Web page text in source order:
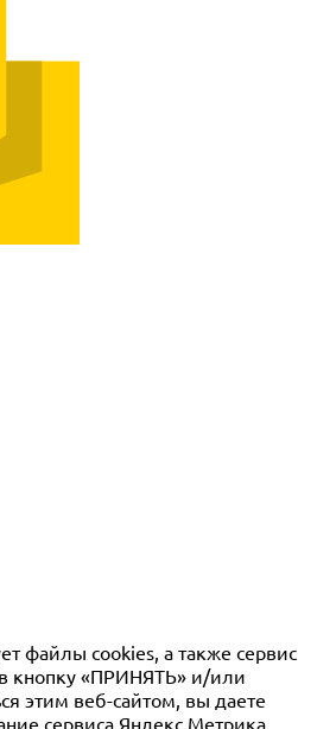
файлы cookies, а также сервис
кнопку «ПРИНЯТЬ» и/или
этим веб-сайтом, вы даете
сервиса Яндекс.Метрика